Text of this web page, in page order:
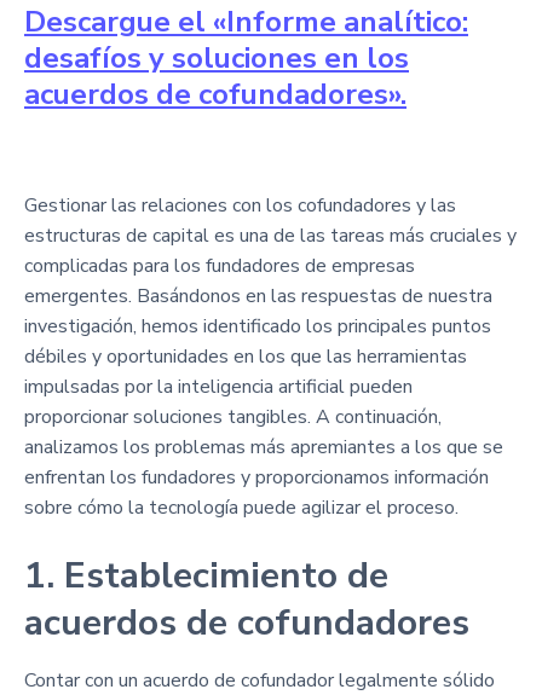
Descargue el «Informe analítico:
desafíos y soluciones en los
acuerdos de cofundadores».
Gestionar las relaciones con los cofundadores y las
estructuras de capital es una de las tareas más cruciales y
complicadas para los fundadores de empresas
emergentes. Basándonos en las respuestas de nuestra
investigación, hemos identificado los principales puntos
débiles y oportunidades en los que las herramientas
impulsadas por la inteligencia artificial pueden
proporcionar soluciones tangibles. A continuación,
analizamos los problemas más apremiantes a los que se
enfrentan los fundadores y proporcionamos información
sobre cómo la tecnología puede agilizar el proceso.
1. Establecimiento de
acuerdos de cofundadores
Contar con un acuerdo de cofundador legalmente sólido